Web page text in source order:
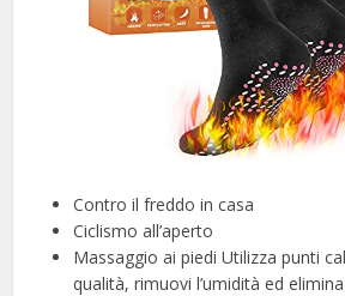
Contro il freddo in casa
Ciclismo all’aperto
Massaggio ai piedi Utilizza punti
qualità, rimuovi l’umidità ed